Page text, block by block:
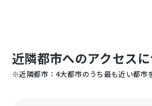
近隣都市へのアクセス
※近隣都市：4大都市のうち最も近い都市